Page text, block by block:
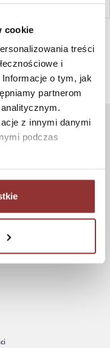
cookie
treści
i
o tym, jak
partnerom
z innymi danymi
podczas